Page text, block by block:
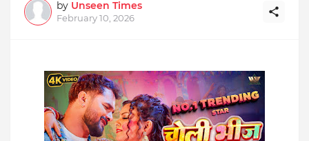
by Unseen Times
February 10, 2026